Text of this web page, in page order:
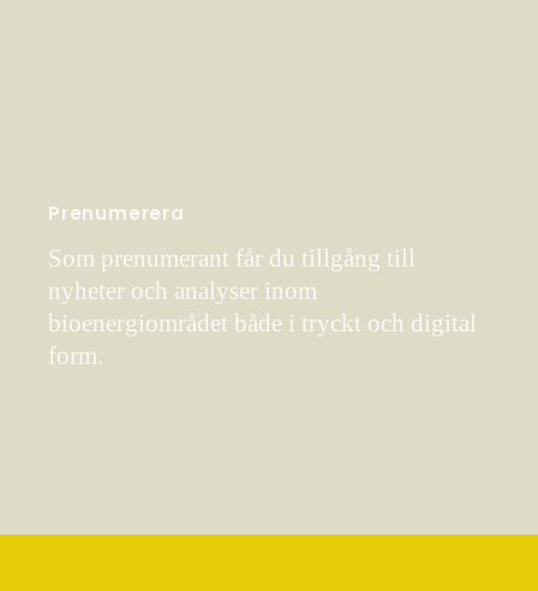
Prenumerera
Som prenumerant får du tillgång till
nyheter och analyser inom
bioenergiområdet både i tryckt och digital
form.